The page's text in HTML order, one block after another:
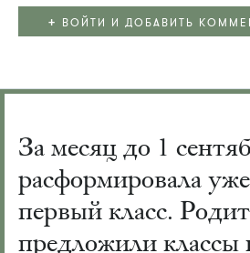
+ ВОЙТИ И ДОБАВИТЬ
За месяц до 1
расформировала
первый класс.
предложили классы